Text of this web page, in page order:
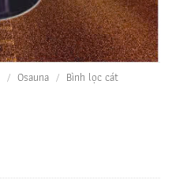
/ Osauna / Bình lọc cát